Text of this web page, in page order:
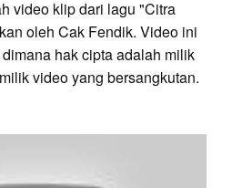
video klip dari lagu "Citra
oleh Cak Fendik. Video ini
hak cipta adalah milik
video yang bersangkutan.